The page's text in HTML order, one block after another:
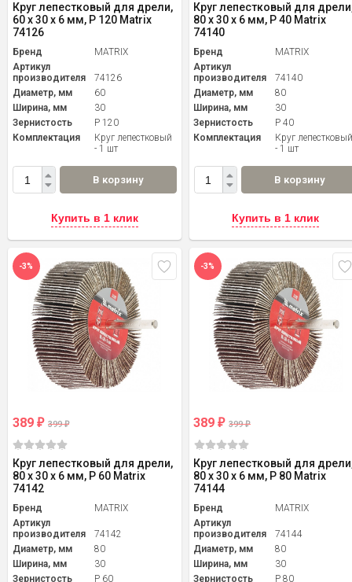
Круг лепестковый для дрели,
60 х 30 х 6 мм, Р 120 Matrix
74126
Бренд
MATRIX
Артикул
производителя
74126
Диаметр, мм
60
Ширина, мм
30
Зернистость
P 120
Комплектация
Круг лепестковый
- 1 шт
В корзину
Купить в 1 клик
Круг лепестковый для
80 х 30 х 6 мм, P 40 Matrix
74140
Бренд
MATRIX
Артикул
производителя
74140
Диаметр, мм
80
Ширина, мм
30
Зернистость
P 40
Комплектация
Круг
- 1 шт
В корзину
Купить в 1 клик
-3%
389 ₽ 399₽
Круг лепестковый для дрели,
80 х 30 х 6 мм, P 60 Matrix
74142
Бренд
MATRIX
Артикул
производителя
74142
Диаметр, мм
80
Ширина, мм
30
Зернистость
P 60
-3%
389₽ 399₽
Круг лепестковый для
80 х 30 х 6 мм, P 80 Matrix
74144
Бренд
MATRIX
Артикул
производителя
74144
Диаметр, мм
80
Ширина, мм
30
Зернистость
P 80